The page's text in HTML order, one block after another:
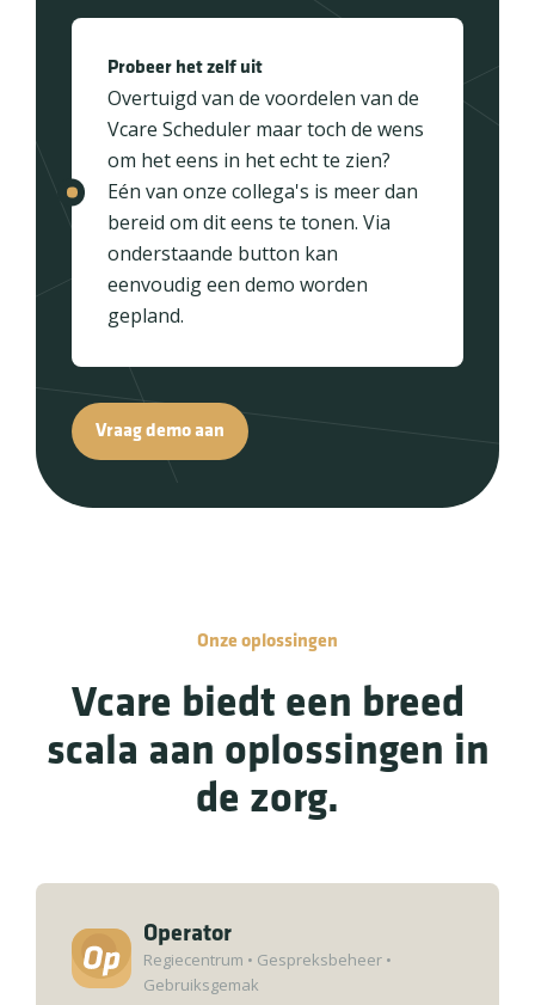
Probeer het zelf uit
Overtuigd van de voordelen van de
Vcare Scheduler maar toch de wens
om het eens in het echt te zien?
Eén van onze collega's is meer dan
bereid om dit eens te tonen. Via
onderstaande button kan
eenvoudig een demo worden
gepland.
Vraag demo aan
Onze oplossingen
Vcare biedt een breed
scala aan oplossingen in
de zorg.
Operator
Regiecentrum • Gespreksbeheer •
Gebruiksgemak